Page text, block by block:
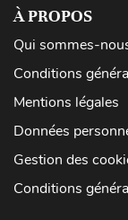
À PROPOS
Qui sommes-
Conditions
Mentions légales
Données
Gestion des
Conditions